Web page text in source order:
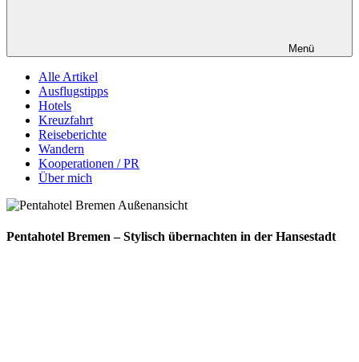
Menü
Alle Artikel
Ausflugstipps
Hotels
Kreuzfahrt
Reiseberichte
Wandern
Kooperationen / PR
Über mich
Pentahotel Bremen – Stylisch übernachten in der Hansestadt